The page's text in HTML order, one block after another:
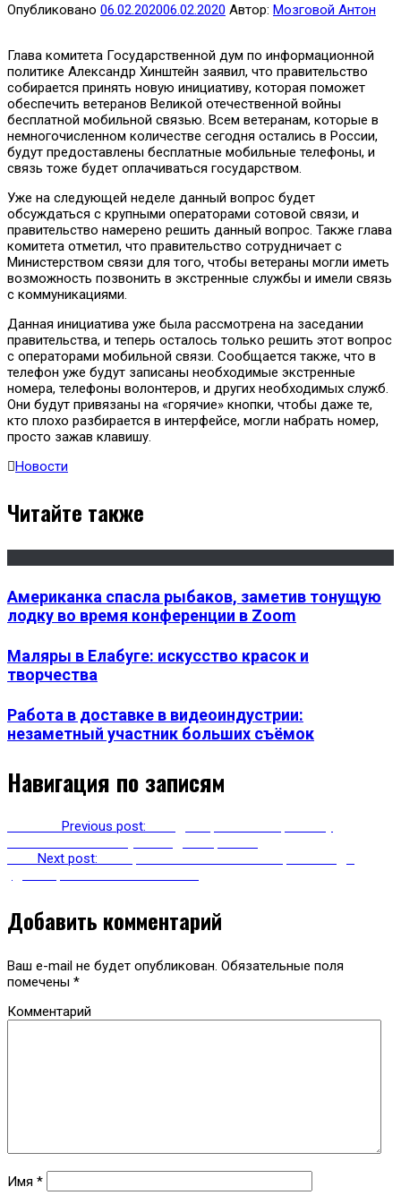
Опубликовано 06.02.202006.02.2020 Автор: Мозговой Антон
Глава комитета Государственной дум по информационной
политике Александр Хинштейн заявил, что правительство
собирается принять новую инициативу, которая поможет
обеспечить ветеранов Великой отечественной войны
бесплатной мобильной связью. Всем ветеранам, которые в
немногочисленном количестве сегодня остались в России,
будут предоставлены бесплатные мобильные телефоны, и
связь тоже будет оплачиваться государством.
Уже на следующей неделе данный вопрос будет
обсуждаться с крупными операторами сотовой связи, и
правительство намерено решить данный вопрос. Также глава
комитета отметил, что правительство сотрудничает с
Министерством связи для того, чтобы ветераны могли иметь
возможность позвонить в экстренные службы и имели связь
с коммуникациями.
Данная инициатива уже была рассмотрена на заседании
правительства, и теперь осталось только решить этот вопрос
с операторами мобильной связи. Сообщается также, что в
телефон уже будут записаны необходимые экстренные
номера, телефоны волонтеров, и других необходимых служб.
Они будут привязаны на «горячие» кнопки, чтобы даже те,
кто плохо разбирается в интерфейсе, могли набрать номер,
просто зажав клавишу.
Новости
Читайте также
Американка спасла рыбаков, заметив тонущую
лодку во время конференции в Zoom
Маляры в Елабуге: искусство красок и
творчества
Работа в доставке в видеоиндустрии:
незаметный участник больших съёмок
Навигация по записям
Previous post:
Next post:
Добавить комментарий
Ваш e-mail не будет опубликован. Обязательные поля
помечены *
Комментарий
Имя *